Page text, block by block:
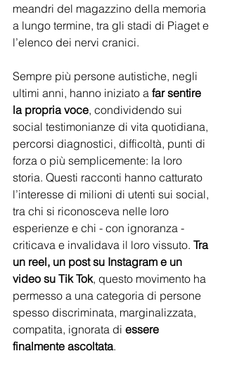
meandri del magazzino della memoria
a lungo termine, tra gli stadi di Piaget e
l’elenco dei nervi cranici.
Sempre più persone autistiche, negli
ultimi anni, hanno iniziato a far sentire
la propria voce, condividendo sui
social testimonianze di vita quotidiana,
percorsi diagnostici, difficoltà, punti di
forza o più semplicemente: la loro
storia. Questi racconti hanno catturato
l’interesse di milioni di utenti sui social,
tra chi si riconosceva nelle loro
esperienze e chi - con ignoranza -
criticava e invalidava il loro vissuto. Tra
un reel, un post su Instagram e un
video su Tik Tok, questo movimento ha
permesso a una categoria di persone
spesso discriminata, marginalizzata,
compatita, ignorata di essere
finalmente ascoltata.